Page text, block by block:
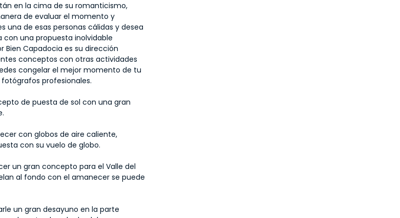
en la cima de su romanticismo,
de evaluar el momento y
una de esas personas cálidas y desea
con una propuesta inolvidable
Bien Capadocia es su dirección
conceptos con otras actividades
congelar el mejor momento de tu
profesionales.
de puesta de sol con una gran
con globos de aire caliente,
con su vuelo de globo.
un gran concepto para el Valle del
al fondo con el amanecer se puede
un gran desayuno en la parte